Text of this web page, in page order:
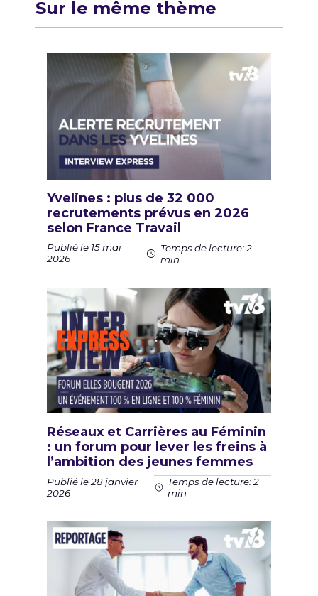
Sur le même thème
Yvelines : plus de 32 000
recrutements prévus en 2026
selon France Travail
Publié le 15 mai
2026
Temps de lecture: 2
min
Réseaux et Carrières au Féminin
: un forum pour lever les freins à
l’ambition des jeunes femmes
Publié le 28 janvier
2026
Temps de lecture: 2
min